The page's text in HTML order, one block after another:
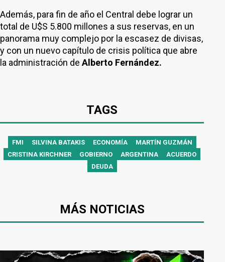
Además, para fin de año el Central debe lograr un
total de U$S 5.800 millones a sus reservas, en un
panorama muy complejo por la escasez de divisas,
y con un nuevo capítulo de crisis política que abre
la administración de Alberto Fernández.
TAGS
FMI SILVINA BATAKIS ECONOMÍA
MARTÍN GUZMÁN
CRISTINA KIRCHNER
GOBIERNO ARGENTINA
ACUERDO
DEUDA
MÁS NOTICIAS